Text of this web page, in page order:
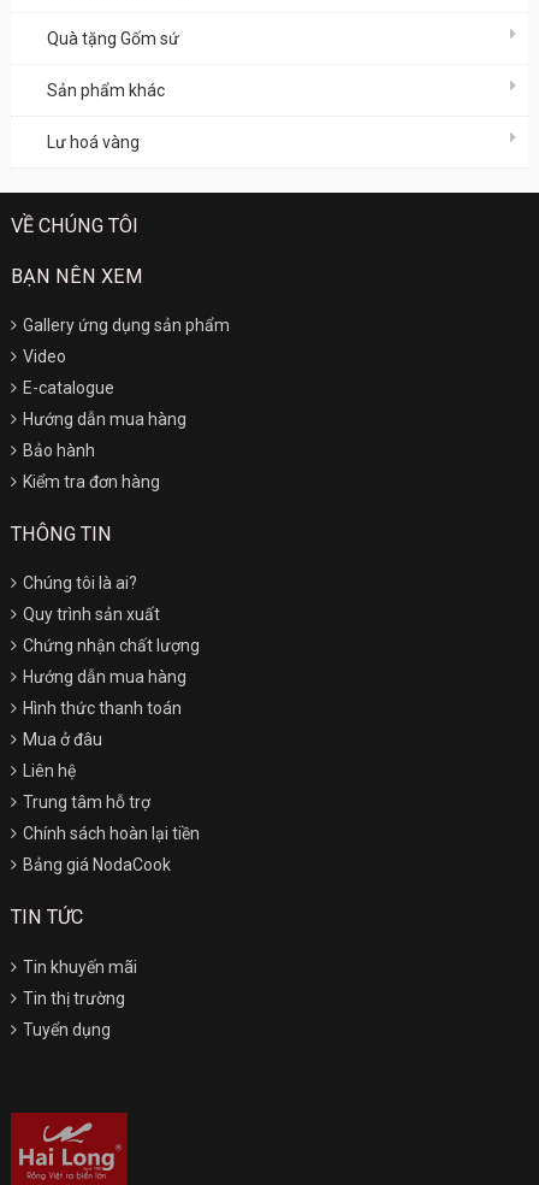
Quà tặng Gốm sứ
Sản phẩm khác
Lư hoá vàng
VỀ CHÚNG TÔI
BẠN NÊN XEM
Gallery ứng dụng sản phẩm
Video
E-catalogue
Hướng dẫn mua hàng
Bảo hành
Kiểm tra đơn hàng
THÔNG TIN
Chúng tôi là ai?
Quy trình sản xuất
Chứng nhận chất lượng
Hướng dẫn mua hàng
Hình thức thanh toán
Mua ở đâu
Liên hệ
Trung tâm hỗ trợ
Chính sách hoàn lại tiền
Bảng giá NodaCook
TIN TỨC
Tin khuyến mãi
Tin thị trường
Tuyển dụng